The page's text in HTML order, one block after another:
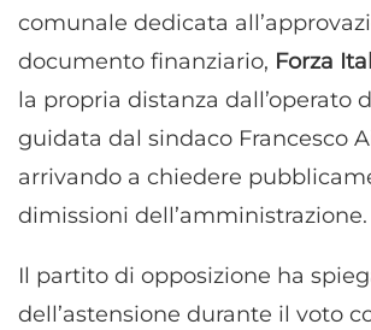
comunale dedicata
documento finanziario, Forza
la propria distanza dall’operato
guidata dal sindaco Francesco
arrivando a chiedere
dimissioni dell’amministrazione.
Il partito di opposizione ha
dell’astensione durante il voto